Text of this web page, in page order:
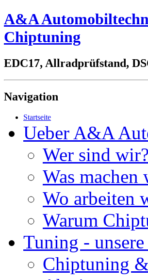
A&A
Chiptuning
EDC17, Allradprüfstand,
Navigation
Startseite
Ueber A&A
Wer sind wir?
Was machen
Wo arbeiten
Warum
Tuning -
Chiptuning